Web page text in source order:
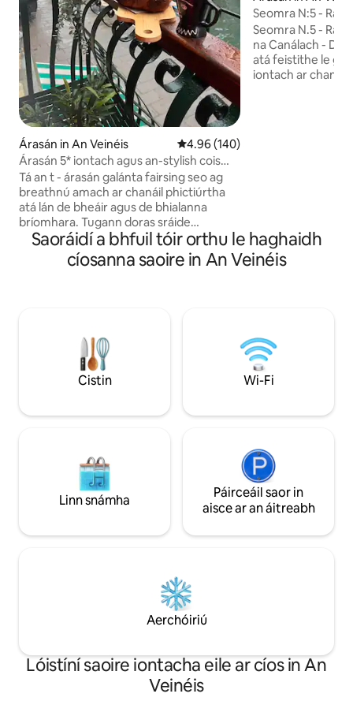
Árasán in An Veinéis Meánrátáil 4.96 as 5, 140
4.96 (140)
Árasán 5* iontach agus an-stylish cois
canála!
Tá an t - árasán galánta fairsing seo ag
breathnú amach ar chanáil phictiúrtha
atá lán de bheáir agus de bhialanna
bríomhara. Tugann doras sráide
príobháideach isteach i limistéar fóntais
ar urlár na talún thú (Nigh & triomadóir)
ansin thuas staighre téann tú isteach i
sheomra folctha, ceann ina bhfuil
folcadán sómasach saorsheasaimh. Tá
leaba thoilg dhúbailte chompordach
againn sa seomra suí freisin ar féidir léi
Seomra N:5 -
canála.
Seomra N.5 -
na Canálach -
atá feistithe le
iontach ar chanáil
TAR ÉIS 7 PM
Saoráidí a bhfuil tóir orthu le haghaidh
cíosanna saoire in An Veinéis
Cistin Wi-Fi
Linn snámha
Páirceáil saor in
aisce ar an áitreabh
Aerchóiriú
Lóistíní saoire iontacha eile ar cíos in An
Veinéis